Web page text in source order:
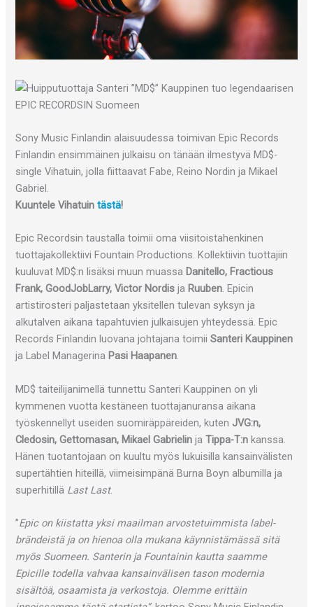
Sony Music Finlandin alaisuudessa toimivan Epic Records
Finlandin ensimmäinen julkaisu on tänään ilmestyvä MD$-
single Vihatuin, jolla fiittaavat Fabe, Reino Nordin ja Mikael
Gabriel.
Kuuntele Vihatuintästä!
Epic Recordsin taustalla toimii oma viisitoistahenkinen
tuottajakollektiivi Fountain Productions. Kollektiivin tuottajiin
kuuluvat MD$:n lisäksi muun muassa Danitello, Fractious
Frank, GoodJobLarry, Victor Nordis ja Ruuben. Epicin
artistirosteri paljastetaan yksitellen tulevan syksyn ja
alkutalven aikana tapahtuvien julkaisujen yhteydessä. Epic
Records Finlandin luovana johtajana toimiiSanteri Kauppinen
ja Label Managerina Pasi Haapanen.
MD$ taiteilijanimellä tunnettu Santeri Kauppinen on yli
kymmenen vuotta kestäneen tuottajanuransa aikana
työskennellyt useiden suomiräppäreiden, kuten JVG:n,
Cledosin, Gettomasan, Mikael Gabrielin jaTippa-T:n kanssa.
Hänen tuotantojaan on kuultu myös lukuisilla kansainvälisten
supertähtien hiteillä, viimeisimpänä Burna Boyn albumilla ja
superhitillä Last Last.
”Epic on kiistatta yksi maailman arvostetuimmista label-
brändeistä ja on hienoa olla mukana käynnistämässä sitä
myös Suomeen. Santerin ja Fountainin kautta saamme
Epicille todella vahvaa kansainvälisen tason modernia
sisältöä, osaamista ja verkostoja. Olemme erittäin